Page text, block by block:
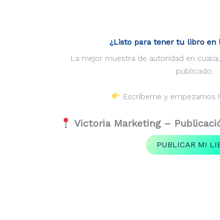
¿Listo para tener tu libro en
La mejor muestra de autoridad en
publicado.
Escríbeme y empezamos
Victoria Marketing –
PUBLICAR MI